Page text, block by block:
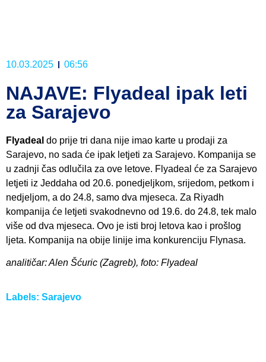
10.03.2025 06:56
NAJAVE: Flyadeal ipak leti
za Sarajevo
Flyadeal do prije tri dana nije imao karte u prodaji za
Sarajevo, no sada će ipak letjeti za Sarajevo. Kompanija se
u zadnji čas odlučila za ove letove. Flyadeal će za Sarajevo
letjeti iz Jeddaha od 20.6. ponedjeljkom, srijedom, petkom i
nedjeljom, a do 24.8, samo dva mjeseca. Za Riyadh
kompanija će letjeti svakodnevno od 19.6. do 24.8, tek malo
više od dva mjeseca. Ovo je isti broj letova kao i prošlog
ljeta. Kompanija na obije linije ima konkurenciju Flynasa.
analitičar: Alen Šćuric (Zagreb), foto: Flyadeal
Labels: Sarajevo